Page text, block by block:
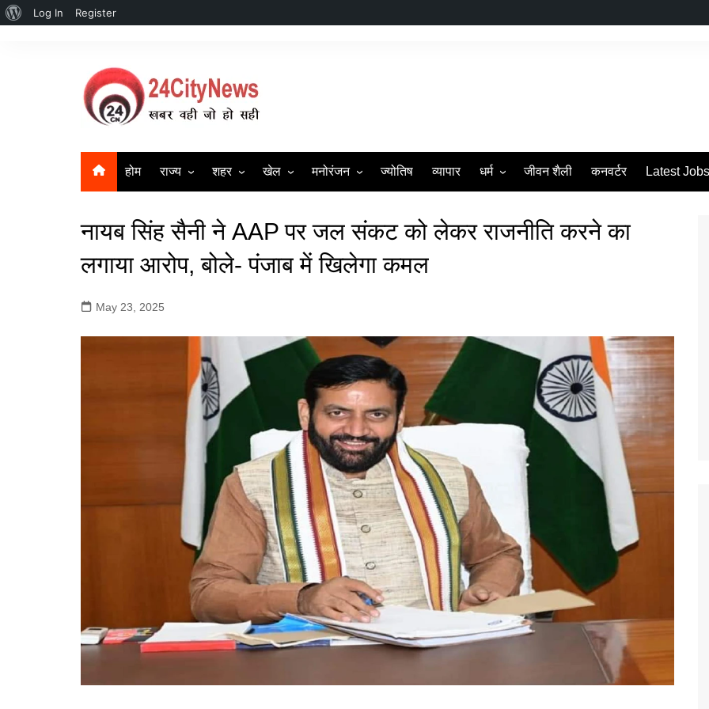
About
Log In Register
होम राज्य
दिल्ली
बिहार
शहर
लखनऊ
गाज़ियाबाद
खेल मनोरंजन ज्योतिष व्यापार धर्म जीवन शैली कनवर्टर Latest Jobs
नायब सिंह सैनी ने AAP पर जल संकट को लेकर राजनीति करने का
लगाया आरोप, बोले- पंजाब में खिलेगा कमल
May 23, 2025